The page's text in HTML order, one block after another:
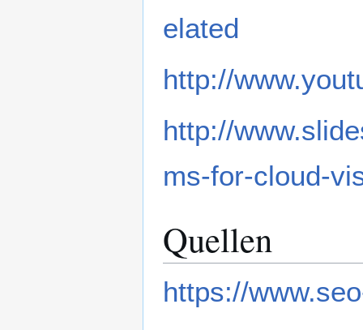
elated
http://
http://
ms-for-cloud-
Quellen
https://